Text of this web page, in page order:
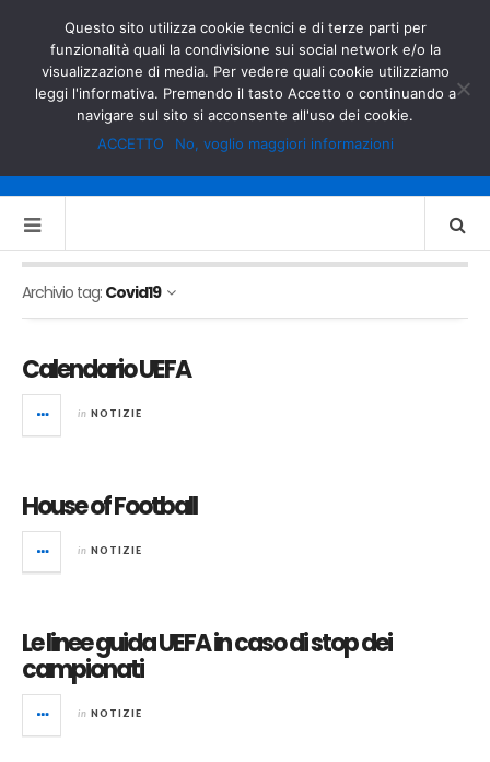
MINISTERO DELL’INTERNO
GOVERNO.IT
Archivio tag: Covid19
Calendario UEFA
in NOTIZIE
House of Football
in NOTIZIE
Le linee guida UEFA in caso di stop dei
campionati
in NOTIZIE
Questo sito utilizza cookie tecnici e di terze parti per
funzionalità quali la condivisione sui social network e/o la
visualizzazione di media. Per vedere quali cookie utilizziamo
leggi l'informativa. Premendo il tasto Accetto o continuando a
navigare sul sito si acconsente all'uso dei cookie.
ACCETTO
No, voglio maggiori informazioni